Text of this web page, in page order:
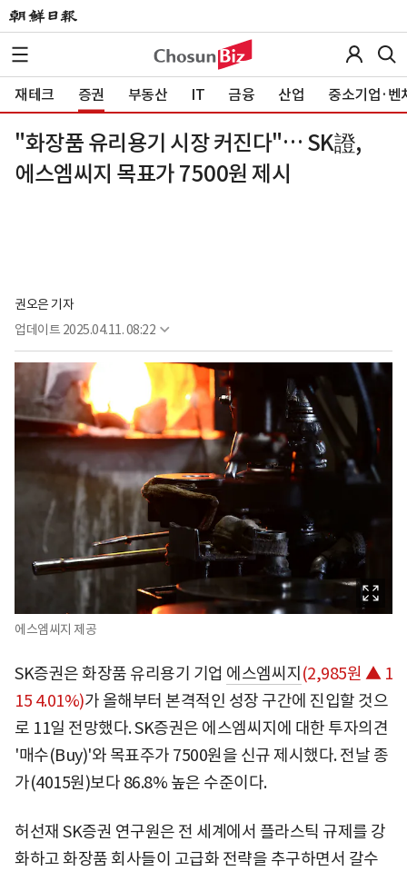
재테크 증권 부동산 IT 금융 산업 중소기업·벤
"화장품 유리용기 시장 커진다"… SK證,
에스엠씨지 목표가 7500원 제시
권오은 기자
업데이트 2025.04.11. 08:22
에스엠씨지 제공
SK증권은 화장품 유리용기 기업 에스엠씨지 (2,985원 ▲ 1
15 4.01%)가 올해부터 본격적인 성장 구간에 진입할 것으
로 11일 전망했다. SK증권은 에스엠씨지에 대한 투자의견
'매수(Buy)'와 목표주가 7500원을 신규 제시했다. 전날 종
가(4015원)보다 86.8% 높은 수준이다.
허선재 SK증권 연구원은 전 세계에서 플라스틱 규제를 강
화하고 화장품 회사들이 고급화 전략을 추구하면서 갈수